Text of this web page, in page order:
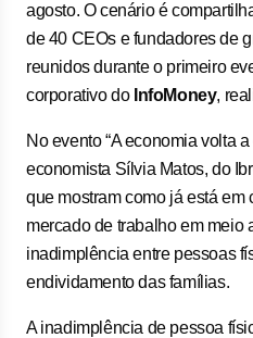
agosto. O cenário é
de 40 CEOs e fundadores de
reunidos durante o primeiro
corporativo do InfoMoney,
No evento “A economia volta
economista Sílvia Matos, do
que mostram como já está
mercado de trabalho em meio
inadimplência entre pessoas
endividamento das famílias.
A inadimplência de pessoa